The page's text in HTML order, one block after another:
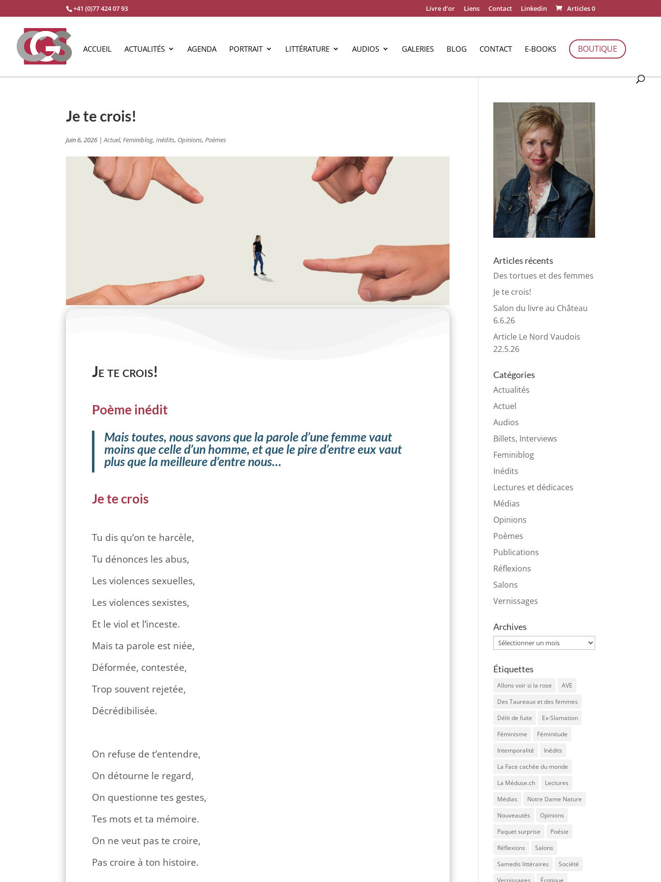
+41 (0)77 424 07 93 Livre d’or Liens Contact Linkedin Articles 0
ACCUEIL ACTUALITÉS AGENDA PORTRAIT LITTÉRATURE AUDIOS GALERIES BLOG CONTACT E-BOOKS BOUTIQUE
Je te crois!
Juin 6, 2026 |Actuel,Feminiblog,Inédits, Opinions,Poèmes
Je te crois!
Poème inédit
Mais toutes, nous savons que la parole d’une femme vaut
moins que celle d’un homme,et que le pire d’entre eux vaut
plus que la meilleure d’entre nous…
Je te crois
Tu dis qu’on te harcèle,
Tu dénonces les abus,
Les violences sexuelles,
Les violences sexistes,
Et le viol et l’inceste.
Mais ta parole est niée,
Déformée, contestée,
Trop souvent rejetée,
Décrédibilisée.
On refuse de t’entendre,
On détourne le regard,
On questionne tes gestes,
Tes mots et ta mémoire.
On ne veut pas te croire,
Pas croire à ton histoire.
Articles récents
Des tortues et des femmes
Je te crois!
Salon du livre au Château
6.6.26
Article Le Nord Vaudois
22.5.26
Catégories
Actualités
Actuel
Audios
Billets, Interviews
Feminiblog
Inédits
Lectures et dédicaces
Médias
Opinions
Poèmes
Publications
Réflexions
Salons
Vernissages
Archives
Archives
Étiquettes
Allons voir si la rose
AVE
Des Taureaux et des femmes
Délit de fuite
Ex-Slamation
Féminisme
Féminitude
Intemporalité
Inédits
La Face cachée du monde
La Méduse.ch
Lectures
Médias
Notre Dame Nature
Nouveautés
Opinions
Paquet surprise
Poésie
Réflexions
Salons
Samedis littéraires
Société